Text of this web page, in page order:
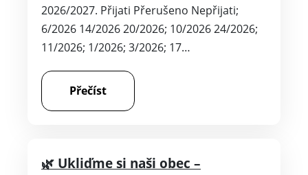
2026/2027. Přijati Přerušeno Nepřijati;
6/2026 14/2026 20/2026; 10/2026 24/2026;
11/2026; 1/2026; 3/2026; 17…
Přečíst
🌿 Ukliďme si naši obec –